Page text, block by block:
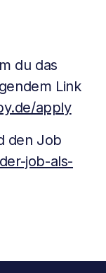
du das
Link
apply
den Job
job-als-